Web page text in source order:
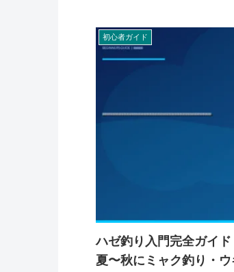
初心者ガイド
ハゼ釣り入門完全ガイ
夏〜秋にミャク釣り・